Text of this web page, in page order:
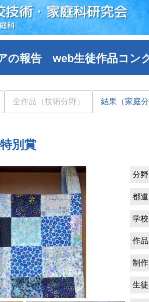
技術・家庭科研究会
科
の報告 web生徒作品コン
全作品（技術分野） 結果（家庭
別賞
分
都
学
作
制
生